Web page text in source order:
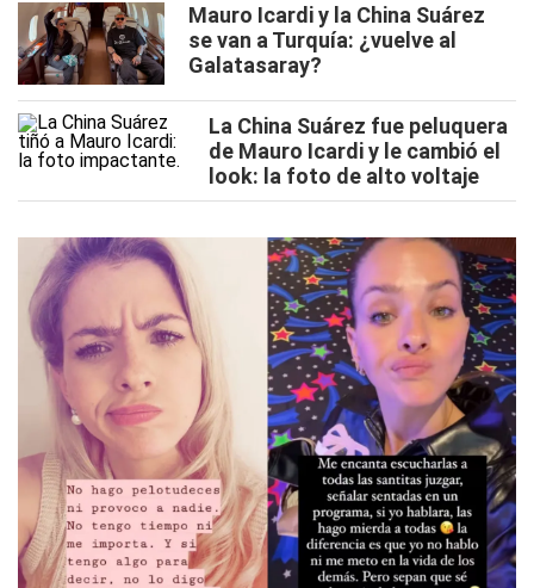
Mauro Icardi y la China Suárez
se van a Turquía: ¿vuelve al
Galatasaray?
La China Suárez fue peluquera
de Mauro Icardi y le cambió el
look: la foto de alto voltaje